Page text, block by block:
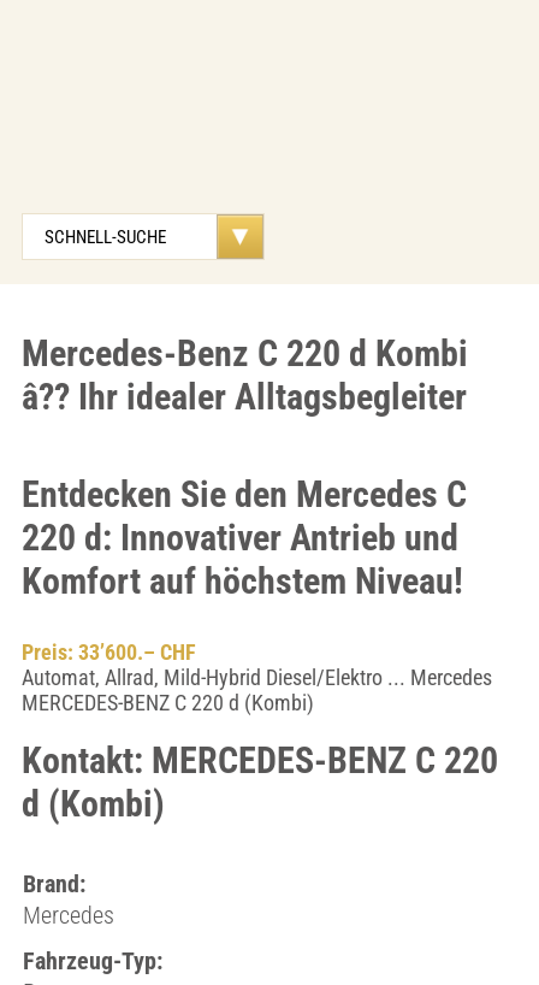
Mercedes-Benz C 220 d Kombi
â?? Ihr idealer Alltagsbegleiter
Entdecken Sie den Mercedes C
220 d: Innovativer Antrieb und
Komfort auf höchstem Niveau!
Preis: 33’600.– CHF
Automat, Allrad, Mild-Hybrid Diesel/Elektro ... Mercedes
MERCEDES-BENZ C 220 d (Kombi)
Kontakt: MERCEDES-BENZ C 220
d (Kombi)
Brand:
Mercedes
Fahrzeug-Typ: